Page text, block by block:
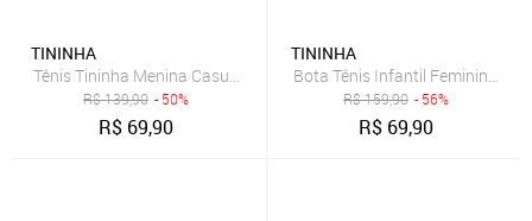
TININHA
Tênis Tininha Menina Casual Gliter Preto
R$139,90 - 50%
R$ 69,90
TININHA
Bota Tênis Infantil Feminina
R$159,90 - 56%
R$ 69,90